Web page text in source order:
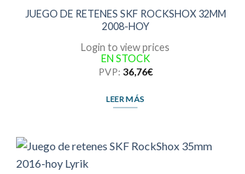
JUEGO DE RETENES SKF ROCKSHOX 32MM
2008-HOY
Login to view prices
EN STOCK
PVP: 36,76€
LEER MÁS